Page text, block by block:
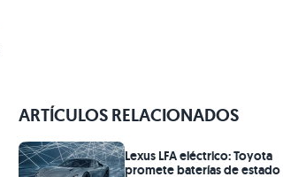
ARTÍCULOS RELACIONADOS
Lexus LFA eléctrico: Toyota
promete baterías de estado